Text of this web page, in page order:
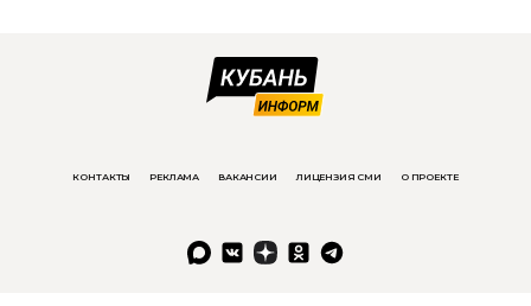
КОНТАКТЫ РЕКЛАМА ВАКАНСИИ ЛИЦЕНЗИЯ СМИ О ПРОЕКТЕ